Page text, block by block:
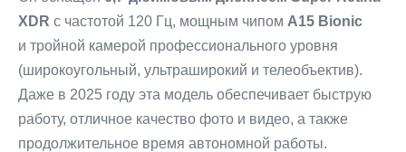
XDR с частотой 120 Гц, мощным чипом A15 Bionic
и тройной камерой профессионального уровня
(широкоугольный, ультраширокий и телеобъектив).
Даже в 2025 году эта модель обеспечивает быструю
работу, отличное качество фото и видео, а также
продолжительное время автономной работы.